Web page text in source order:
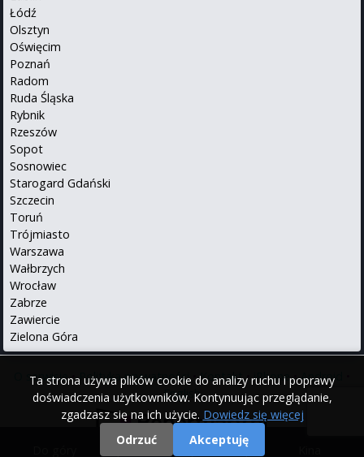
Ta strona używa plików cookie do analizy ruchu i poprawy
doświadczenia użytkowników. Kontynuując przeglądanie,
zgadzasz się na ich użycie. Dowiedz się więcej
Odrzuć
Akceptuję
Łódź
Olsztyn
Oświęcim
Poznań
Radom
Ruda Śląska
Rybnik
Rzeszów
Sopot
Sosnowiec
Starogard Gdański
Szczecin
Toruń
Trójmiasto
Warszawa
Wałbrzych
Wrocław
Zabrze
Zawiercie
Zielona Góra
|
O serwisie•Polityka prywatności•Kontakt•iPhone•Android
English
© 2000 - 2026 Repertuary.pl